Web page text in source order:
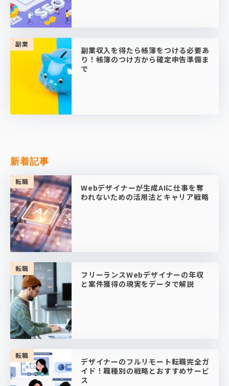
副業
副業収入を得たら帳簿をつける必要あ
り！帳簿のつけ方から確定申告準備ま
で
新着記事
転職
Webデザイナーが生成AIに仕事を奪
われないための活用法とキャリア戦略
転職
フリーランスWebデザイナーの年収
と案件獲得の現実をデータで解説
転職
デザイナーのフルリモート転職完全ガ
イド！職種別の戦略とおすすめサービ
ス